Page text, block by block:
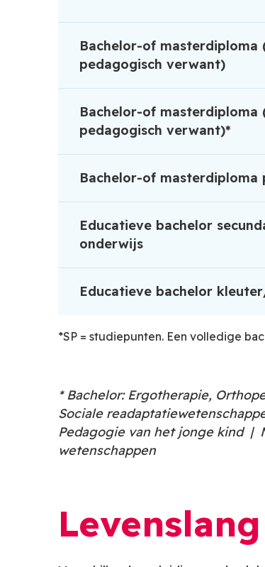
Bachelor-of masterdiploma
pedagogisch verwant)
Bachelor-of masterdiploma
pedagogisch verwant)*
Bachelor-of masterdiploma
Educatieve bachelor
onderwijs
Educatieve bachelor
*SP = studiepunten. Een volledige
* Bachelor: Ergotherapie,
Sociale
Pedagogie van het jonge kind |
wetenschappen